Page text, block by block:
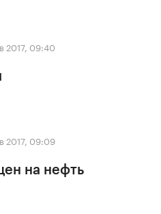
2017, 09:40
2017, 09:09
на нефть